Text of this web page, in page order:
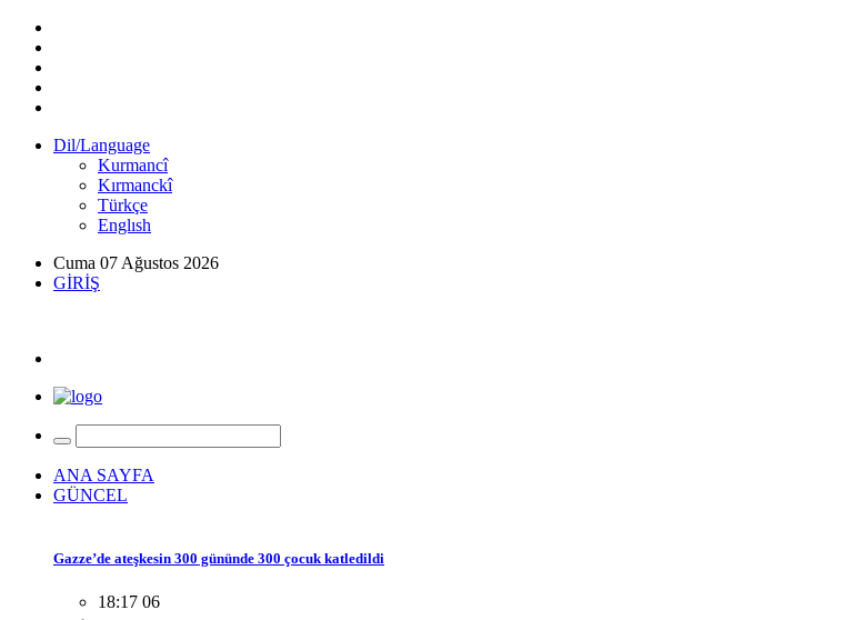
Dil/Language
Kurmancî
Kırmanckî
Türkçe
Englısh
Cuma 07 Ağustos 2026
GİRİŞ
ANA SAYFA
GÜNCEL
Gazze’de ateşkesin 300 gününde 300 çocuk katledildi
18:17 06